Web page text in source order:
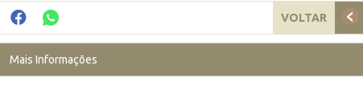
VOLTAR
Mais Informações